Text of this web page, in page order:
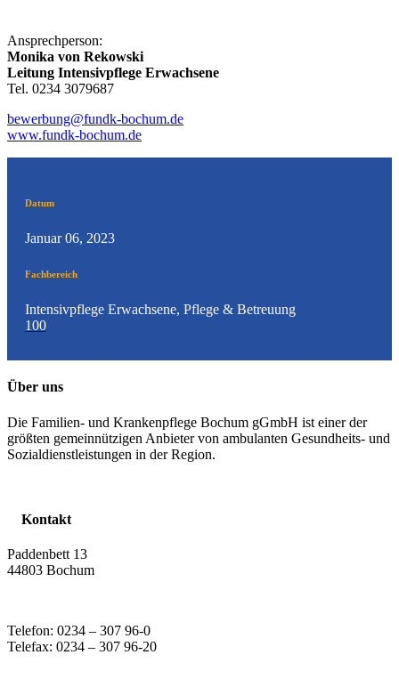
Ansprechperson:
Monika von Rekowski
Leitung Intensivpflege Erwachsene
Tel. 0234 3079687
bewerbung@fundk-bochum.de
www.fundk-bochum.de
Datum
Januar 06, 2023
Fachbereich
Intensivpflege Erwachsene, Pflege & Betreuung
100
Über uns
Die Familien- und Krankenpflege Bochum gGmbH ist einer der
größten gemeinnützigen Anbieter von ambulanten Gesundheits- und
Sozialdienstleistungen in der Region.
Kontakt
Paddenbett 13
44803 Bochum
Telefon: 0234 – 307 96-0
Telefax: 0234 – 307 96-20